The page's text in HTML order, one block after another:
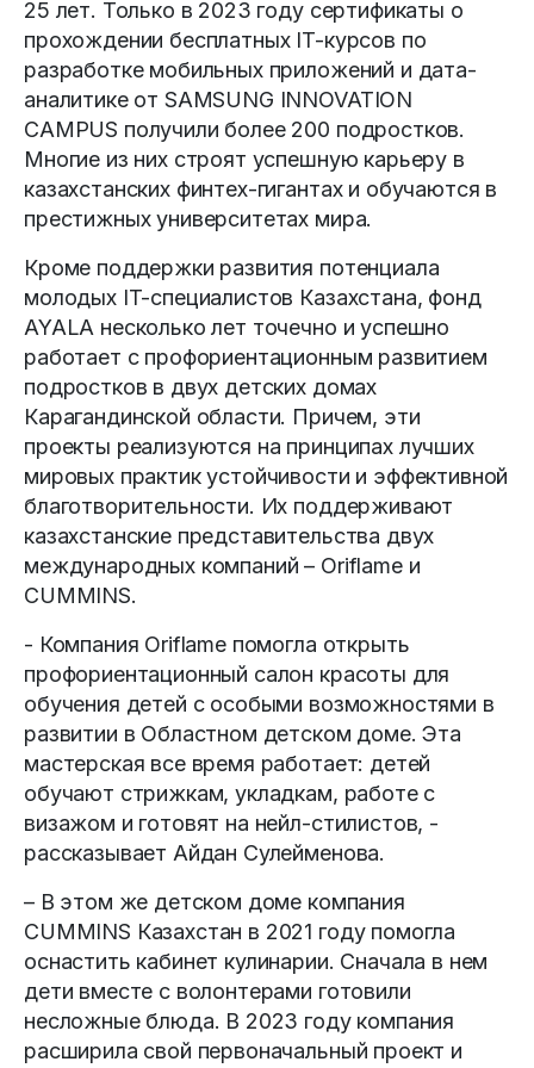
25 лет. Только в 2023 году сертификаты о
прохождении бесплатных IT-курсов по
разработке мобильных приложений и дата-
аналитике от SAMSUNG INNOVATION
CAMPUS получили более 200 подростков.
Многие из них строят успешную карьеру в
казахстанских финтех-гигантах и обучаются в
престижных университетах мира.
Кроме поддержки развития потенциала
молодых IT-специалистов Казахстана, фонд
AYALA несколько лет точечно и успешно
работает с профориентационным развитием
подростков в двух детских домах
Карагандинской области. Причем, эти
проекты реализуются на принципах лучших
мировых практик устойчивости и эффективной
благотворительности. Их поддерживают
казахстанские представительства двух
международных компаний – Oriflame и
CUMMINS.
- Компания Oriflame помогла открыть
профориентационный салон красоты для
обучения детей с особыми возможностями в
развитии в Областном детском доме. Эта
мастерская все время работает: детей
обучают стрижкам, укладкам, работе с
визажом и готовят на нейл-стилистов, -
рассказывает Айдан Сулейменова.
– В этом же детском доме компания
CUMMINS Казахстан в 2021 году помогла
оснастить кабинет кулинарии. Сначала в нем
дети вместе с волонтерами готовили
несложные блюда. В 2023 году компания
расширила свой первоначальный проект и